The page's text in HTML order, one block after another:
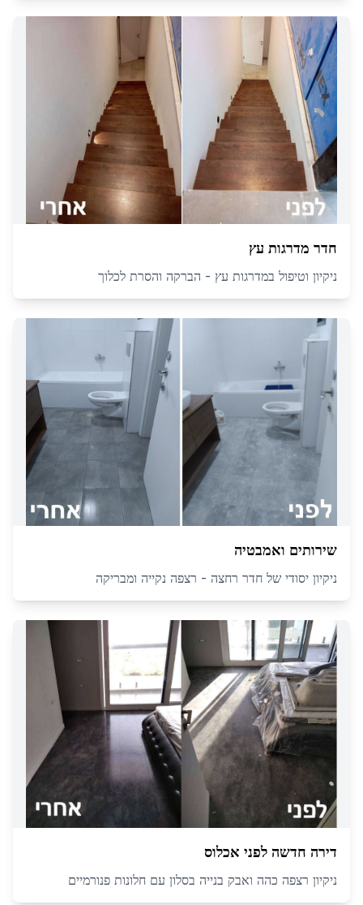
חדר מדרגות עץ
ניקיון וטיפול במדרגות עץ - הברקה והסרת לכלוך
שירותים ואמבטיה
ניקיון יסודי של חדר רחצה - רצפה נקייה ומבריקה
דירה חדשה לפני אכלוס
ניקיון רצפה כהה ואבק בנייה בסלון עם חלונות פנורמיים